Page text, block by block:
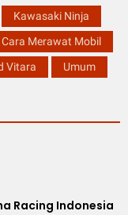
Kawasaki Ninja
Cara Merawat Mobil
Vitara Umum
Racing Indonesia